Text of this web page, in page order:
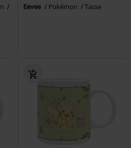
Eevee Pokémon Tasse